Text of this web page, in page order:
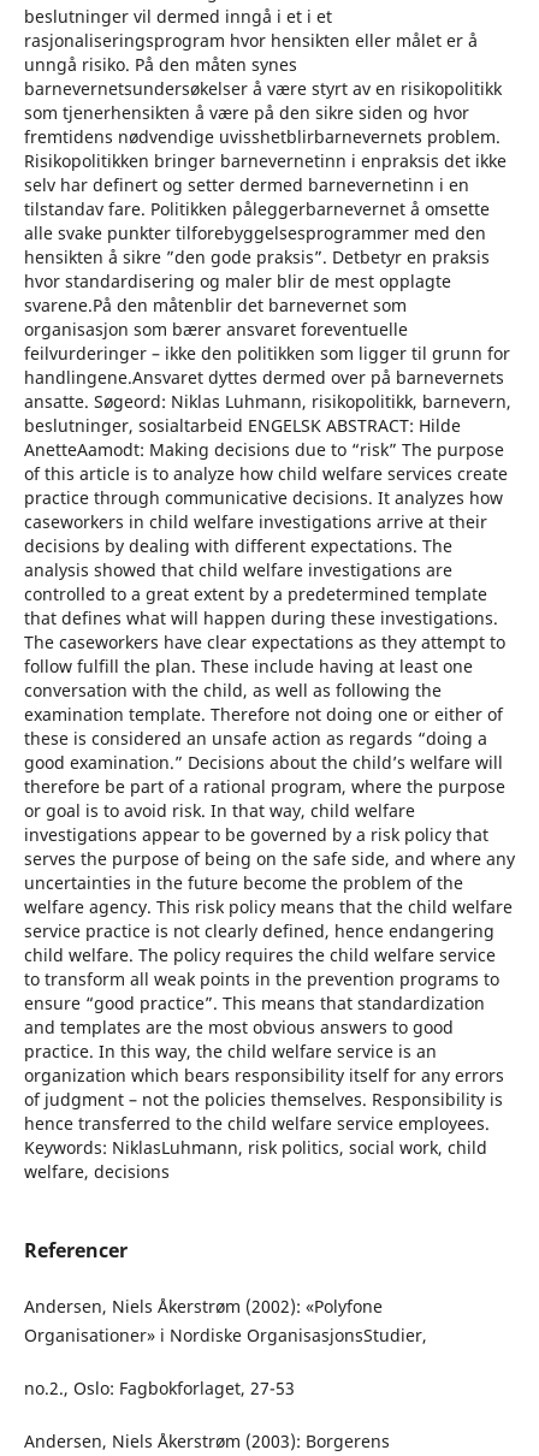
beslutninger vil dermed inngå i et i et
rasjonaliseringsprogram hvor hensikten eller målet er å
unngå risiko. På den måten synes
barnevernetsundersøkelser å være styrt av en risikopolitikk
som tjenerhensikten å være på den sikre siden og hvor
fremtidens nødvendige uvisshetblirbarnevernets problem.
Risikopolitikken bringer barnevernetinn i enpraksis det ikke
selv har definert og setter dermed barnevernetinn i en
tilstandav fare. Politikken påleggerbarnevernet å omsette
alle svake punkter tilforebyggelsesprogrammer med den
hensikten å sikre ”den gode praksis”. Detbetyr en praksis
hvor standardisering og maler blir de mest opplagte
svarene.På den måtenblir det barnevernet som
organisasjon som bærer ansvaret foreventuelle
feilvurderinger – ikke den politikken som ligger til grunn for
handlingene.Ansvaret dyttes dermed over på barnevernets
ansatte. Søgeord: Niklas Luhmann, risikopolitikk, barnevern,
beslutninger, sosialtarbeid ENGELSK ABSTRACT: Hilde
AnetteAamodt: Making decisions due to “risk” The purpose
of this article is to analyze how child welfare services create
practice through communicative decisions. It analyzes how
caseworkers in child welfare investigations arrive at their
decisions by dealing with different expectations. The
analysis showed that child welfare investigations are
controlled to a great extent by a predetermined template
that defines what will happen during these investigations.
The caseworkers have clear expectations as they attempt to
follow fulfill the plan. These include having at least one
conversation with the child, as well as following the
examination template. Therefore not doing one or either of
these is considered an unsafe action as regards “doing a
good examination.” Decisions about the child’s welfare will
therefore be part of a rational program, where the purpose
or goal is to avoid risk. In that way, child welfare
investigations appear to be governed by a risk policy that
serves the purpose of being on the safe side, and where any
uncertainties in the future become the problem of the
welfare agency. This risk policy means that the child welfare
service practice is not clearly defined, hence endangering
child welfare. The policy requires the child welfare service
to transform all weak points in the prevention programs to
ensure “good practice”. This means that standardization
and templates are the most obvious answers to good
practice. In this way, the child welfare service is an
organization which bears responsibility itself for any errors
of judgment – not the policies themselves. Responsibility is
hence transferred to the child welfare service employees.
Keywords: NiklasLuhmann, risk politics, social work, child
welfare, decisions
Referencer
Andersen, Niels Åkerstrøm (2002): «Polyfone
Organisationer» i Nordiske OrganisasjonsStudier,
no.2., Oslo: Fagbokforlaget, 27-53
Andersen, Niels Åkerstrøm (2003): Borgerens